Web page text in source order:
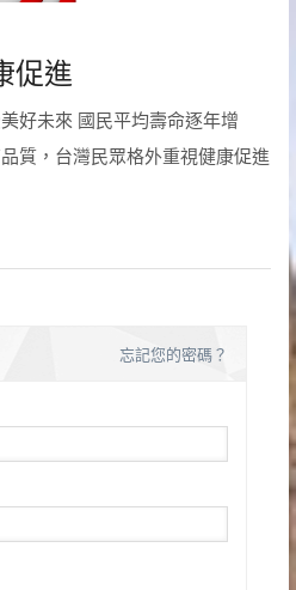
促進
好未來 國民平均壽命逐年增
質，台灣民眾格外重視健康促進
忘記您的密碼？